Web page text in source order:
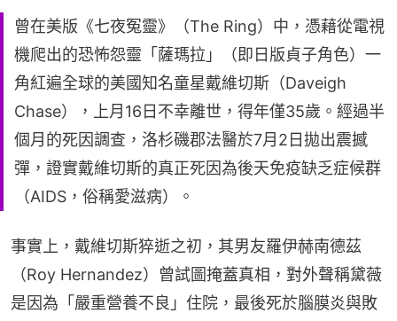
曾在美版《七夜冤靈》（The Ring）中，憑藉從電視
機爬出的恐怖怨靈「薩瑪拉」（即日版貞子角色）一
角紅遍全球的美國知名童星戴維切斯（Daveigh
Chase），上月16日不幸離世，得年僅35歲。經過半
個月的死因調查，洛杉磯郡法醫於7月2日拋出震撼
彈，證實戴維切斯的真正死因為後天免疫缺乏症候群
（AIDS，俗稱愛滋病）。
事實上，戴維切斯猝逝之初，其男友羅伊赫南德茲
（Roy Hernandez）曾試圖掩蓋真相，對外聲稱黛薇
是因為「嚴重營養不良」住院，最後死於腦膜炎與敗